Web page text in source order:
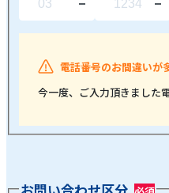
電話番号のお間違いが
今一度、ご入力頂きました